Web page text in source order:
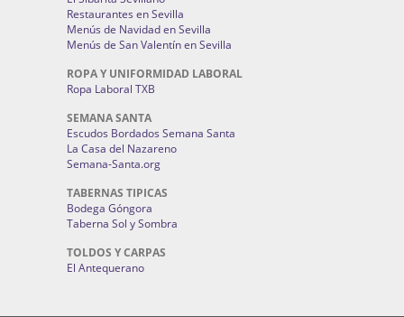
Restaurantes en Sevilla
Menús de Navidad en Sevilla
Menús de San Valentín en Sevilla
ROPA Y UNIFORMIDAD LABORAL
Ropa Laboral TXB
SEMANA SANTA
Escudos Bordados Semana Santa
La Casa del Nazareno
Semana-Santa.org
TABERNAS TIPICAS
Bodega Góngora
Taberna Sol y Sombra
TOLDOS Y CARPAS
El Antequerano